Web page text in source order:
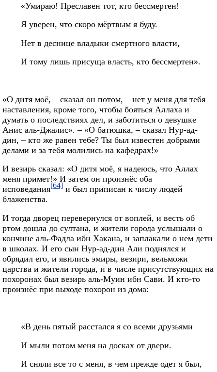
«Умираю! Преславен тот, кто бессмертен!
Я уверен, что скоро мёртвым я буду.
Нет в деснице владыки смертного власти,
И тому лишь присуща власть, кто бессмертен».
«О дитя моё, – сказал он потом, – нет у меня для тебя
наставления, кроме того, чтобы бояться Аллаха и
думать о последствиях дел, и заботиться о девушке
Анис аль-Джалис». – «О батюшка, – сказал Нур-ад-
дин, – кто же равен тебе? Ты был известен добрыми
делами и за тебя молились на кафедрах!»
И везирь сказал: «О дитя моё, я надеюсь, что Аллах
меня примет!» И затем он произнёс оба
исповедания[64] и был приписан к числу людей
блаженства.
И тогда дворец перевернулся от воплей, и весть об
ртом дошла до султана, и жители города услышали о
кончине аль-Фадла ибн Хакана, и заплакали о нем дети
в школах. И его сын Нур-ад-дин Али поднялся и
обрядил его, и явились эмиры, везири, вельможи
царства и жители города, и в числе присутствующих на
похоронах был везирь аль-Муин ибн Сави. И кто-то
произнёс при выходе похорон из дома:
«В день пятый расстался я со всеми друзьями
И мыли потом меня на досках от двери.
И сняли все то с меня, в чем прежде одет я был,